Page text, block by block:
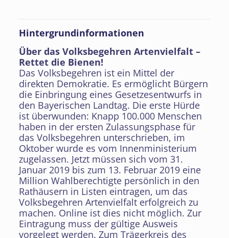
Hintergrundinformationen
Über das Volksbegehren Artenvielfalt –
Rettet die Bienen!
Das Volksbegehren ist ein Mittel der
direkten Demokratie. Es ermöglicht Bürgern
die Einbringung eines Gesetzesentwurfs in
den Bayerischen Landtag. Die erste Hürde
ist überwunden: Knapp 100.000 Menschen
haben in der ersten Zulassungsphase für
das Volksbegehren unterschrieben, im
Oktober wurde es vom Innenministerium
zugelassen. Jetzt müssen sich vom 31.
Januar 2019 bis zum 13. Februar 2019 eine
Million Wahlberechtigte persönlich in den
Rathäusern in Listen eintragen, um das
Volksbegehren Artenvielfalt erfolgreich zu
machen. Online ist dies nicht möglich. Zur
Eintragung muss der gültige Ausweis
vorgelegt werden. Zum Trägerkreis des